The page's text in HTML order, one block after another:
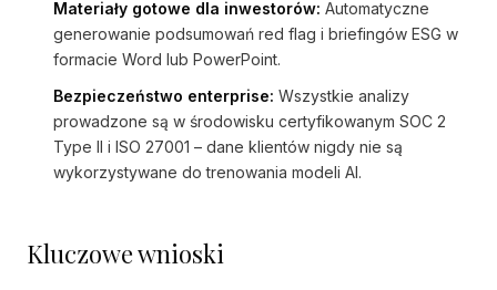
Materiały gotowe dla inwestorów: Automatyczne
generowanie podsumowań red flag i briefingów ESG w
formacie Word lub PowerPoint.
Bezpieczeństwo enterprise: Wszystkie analizy
prowadzone są w środowisku certyfikowanym SOC 2
Type II i ISO 27001 – dane klientów nigdy nie są
wykorzystywane do trenowania modeli AI.
Kluczowe wnioski